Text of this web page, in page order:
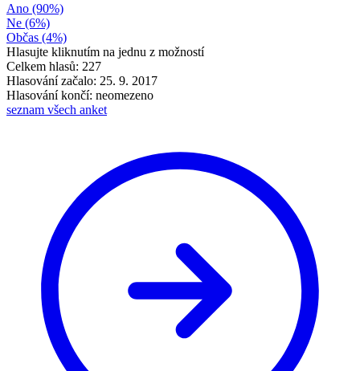
Ano (90%)
Ne (6%)
Občas (4%)
Hlasujte kliknutím na jednu z možností
Celkem hlasů: 227
Hlasování začalo: 25. 9. 2017
Hlasování končí: neomezeno
seznam všech anket